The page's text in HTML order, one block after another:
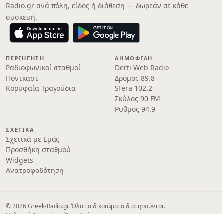
Radio.gr ανά πόλη, είδος ή διάθεση — δωρεάν σε κάθε
συσκευή.
ΠΕΡΙΉΓΗΣΗ
Ραδιοφωνικοί σταθμοί
Πόντκαστ
Κορυφαία Τραγούδια
ΔΗΜΟΦΙΛΉ
Derti Web Radio
Δρόμος 89.8
Sfera 102.2
Σκύλος 90 FM
Ρυθμός 94.9
ΣΧΕΤΙΚΆ
Σχετικά με Εμάς
Προσθήκη σταθμού
Widgets
Ανατροφοδότηση
© 2026 Greek-Radio.gr. Όλα τα δικαιώματα διατηρούνται.